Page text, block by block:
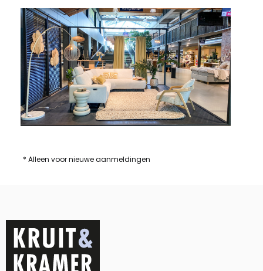
* Alleen voor nieuwe aanmeldingen